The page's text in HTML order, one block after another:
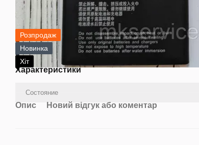
Розпродаж
Новинка
Хіт
Характеристики
Состояние
Опис Новий відгук або коментар